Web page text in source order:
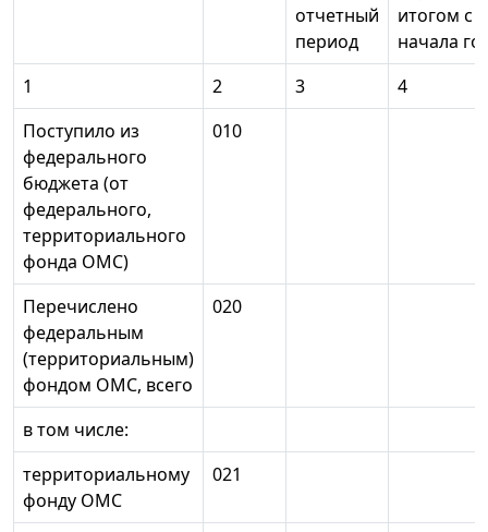
отчетный
период
итогом с
начала
1
2 3
4
Поступило из
федерального
бюджета (от
федерального,
территориального
фонда ОМС)
010
Перечислено
федеральным
(территориальным)
фондом ОМС, всего
020
в том числе:
территориальному
фонду ОМС
021